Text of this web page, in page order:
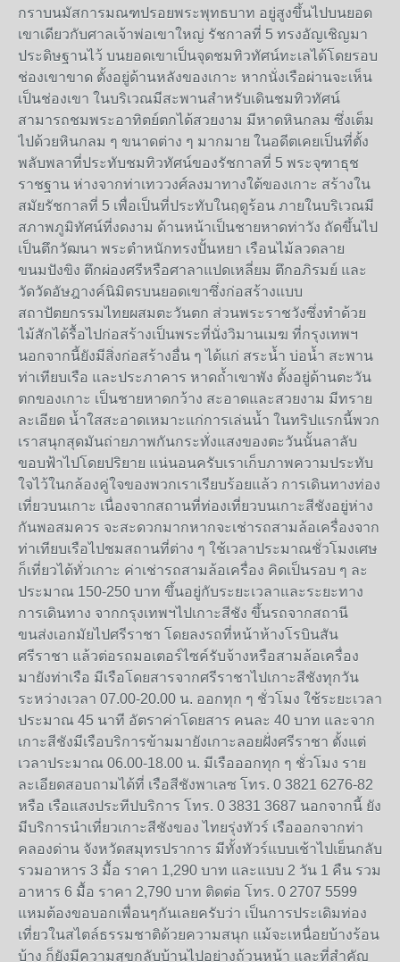
กราบนมัสการมณฑปรอยพระพุทธบาท อยู่สูงขึ้นไปบนยอด
เขาเดียวกับศาลเจ้าพ่อเขาใหญ่ รัชกาลที่ 5 ทรงอัญเชิญมา
ประดิษฐานไว้ บนยอดเขาเป็นจุดชมทิวทัศน์ทะเลได้โดยรอบ
ช่องเขาขาด ตั้งอยู่ด้านหลังของเกาะ หากนั่งเรือผ่านจะเห็น
เป็นช่องเขา ในบริเวณมีสะพานสำหรับเดินชมทิวทัศน์
สามารถชมพระอาทิตย์ตกได้สวยงาม มีหาดหินกลม ซึ่งเต็ม
ไปด้วยหินกลม ๆ ขนาดต่าง ๆ มากมาย ในอดีตเคยเป็นที่ตั้ง
พลับพลาที่ประทับชมทิวทัศน์ของรัชกาลที่ 5 พระจุฑาธุช
ราชฐาน ห่างจากท่าเทววงศ์ลงมาทางใต้ของเกาะ สร้างใน
สมัยรัชกาลที่ 5 เพื่อเป็นที่ประทับในฤดูร้อน ภายในบริเวณมี
สภาพภูมิทัศน์ที่งดงาม ด้านหน้าเป็นชายหาดท่าวัง ถัดขึ้นไป
เป็นตึกวัฒนา พระตำหนักทรงปั้นหยา เรือนไม้ลวดลาย
ขนมปังขิง ตึกผ่องศรีหรือศาลาแปดเหลี่ยม ตึกอภิรมย์ และ
วัดวัดอัษฎางค์นิมิตรบนยอดเขาซึ่งก่อสร้างแบบ
สถาปัตยกรรมไทยผสมตะวันตก ส่วนพระราชวังซึ่งทำด้วย
ไม้สักได้รื้อไปก่อสร้างเป็นพระที่นั่งวิมานเมฆ ที่กรุงเทพฯ
นอกจากนี้ยังมีสิ่งก่อสร้างอื่น ๆ ได้แก่ สระน้ำ บ่อน้ำ สะพาน
ท่าเทียบเรือ และประภาคาร หาดถ้ำเขาพัง ตั้งอยู่ด้านตะวัน
ตกของเกาะ เป็นชายหาดกว้าง สะอาดและสวยงาม มีทราย
ละเอียด น้ำใสสะอาดเหมาะแก่การเล่นน้ำ ในทริปแรกนี้พวก
เราสนุกสุดมันถ่ายภาพกันกระทั่งแสงของตะวันนั้นลาลับ
ขอบฟ้าไปโดยปริยาย แน่นอนครับเราเก็บภาพความประทับ
ใจไว้ในกล้องคู่ใจของพวกเราเรียบร้อยแล้ว การเดินทางท่อง
เที่ยวบนเกาะ เนื่องจากสถานที่ท่องเที่ยวบนเกาะสีชังอยู่ห่าง
กันพอสมควร จะสะดวกมากหากจะเช่ารถสามล้อเครื่องจาก
ท่าเทียบเรือไปชมสถานที่ต่าง ๆ ใช้เวลาประมาณชั่วโมงเศษ
ก็เที่ยวได้ทั่วเกาะ ค่าเช่ารถสามล้อเครื่อง คิดเป็นรอบ ๆ ละ
ประมาณ 150-250 บาท ขึ้นอยู่กับระยะเวลาและระยะทาง
การเดินทาง จากกรุงเทพฯไปเกาะสีชัง ขึ้นรถจากสถานี
ขนส่งเอกมัยไปศรีราชา โดยลงรถที่หน้าห้างโรบินสัน
ศรีราชา แล้วต่อรถมอเตอร์ไซค์รับจ้างหรือสามล้อเครื่อง
มายังท่าเรือ มีเรือโดยสารจากศรีราชาไปเกาะสีชังทุกวัน
ระหว่างเวลา 07.00-20.00 น. ออกทุก ๆ ชั่วโมง ใช้ระยะเวลา
ประมาณ 45 นาที อัตราค่าโดยสาร คนละ 40 บาท และจาก
เกาะสีชังมีเรือบริการข้ามมายังเกาะลอยฝั่งศรีราชา ตั้งแต่
เวลาประมาณ 06.00-18.00 น. มีเรือออกทุก ๆ ชั่วโมง ราย
ละเอียดสอบถามได้ที่ เรือสีชังพาเลซ โทร. 0 3821 6276-82
หรือ เรือแสงประทีปบริการ โทร. 0 3831 3687 นอกจากนี้ ยัง
มีบริการนำเที่ยวเกาะสีชังของ ไทยรุ่งทัวร์ เรือออกจากท่า
คลองด่าน จังหวัดสมุทรปราการ มีทั้งทัวร์แบบเช้าไปเย็นกลับ
รวมอาหาร 3 มื้อ ราคา 1,290 บาท และแบบ 2 วัน 1 คืน รวม
อาหาร 6 มื้อ ราคา 2,790 บาท ติดต่อ โทร. 0 2707 5599
แหมต้องขอบอกเพื่อนๆกันเลยครับว่า เป็นการประเดิมท่อง
เที่ยวในสไตล์ธรรมชาติด้วยความสนุก แม้จะเหนื่อยบ้างร้อน
บ้าง ก็ยังมีความสุขกลับบ้านไปอย่างถ้วนหน้า และที่สำคัญ